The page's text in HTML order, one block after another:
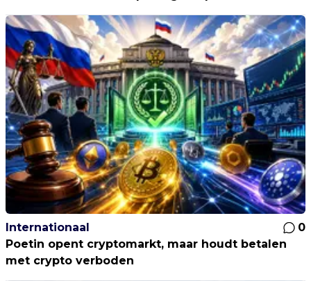
Internationaal
0
Poetin opent cryptomarkt, maar houdt betalen
met crypto verboden